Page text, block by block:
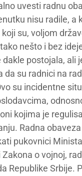
uvesti radnu
nisu radile, a
su, voljom
nešto i bez
postojala, ali
su radnici na
su incidentne
kojima je
Radna
pukovnici
o vojnoj,
Republike Srbije.